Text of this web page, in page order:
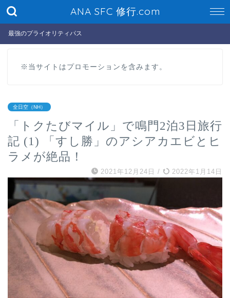
ANA SFC 修行.com
最強のプライオリティパス
※当サイトはプロモーションを含みます。
全日空（NH）
「トクたびマイル」で鳴門2泊3日旅行
記 (1) 「すし勝」のアシアカエビとヒ
ラメが絶品！
2021年12月24日 / 2022年1月14日